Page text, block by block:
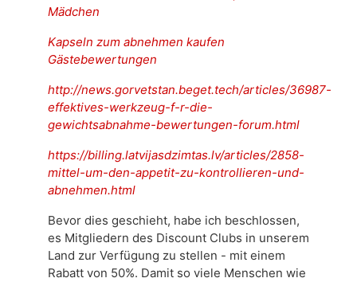
Mädchen
Kapseln zum abnehmen kaufen
Gästebewertungen
http://news.gorvetstan.beget.tech/articles/36987-
effektives-werkzeug-f-r-die-
gewichtsabnahme-bewertungen-forum.html
https://billing.latvijasdzimtas.lv/articles/2858-
mittel-um-den-appetit-zu-kontrollieren-und-
abnehmen.html
Bevor dies geschieht, habe ich beschlossen,
es Mitgliedern des Discount Clubs in unserem
Land zur Verfügung zu stellen - mit einem
Rabatt von 50%. Damit so viele Menschen wie